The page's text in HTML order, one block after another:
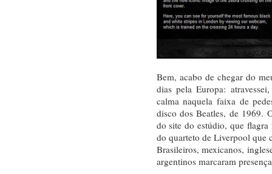
Bem, acabo de chegar do
dias pela Europa:
calma naquela faixa de
disco dos Beatles, de 1969.
do site do estúdio, que
do quarteto de Liverpool que
Brasileiros, mexicanos,
argentinos marcaram